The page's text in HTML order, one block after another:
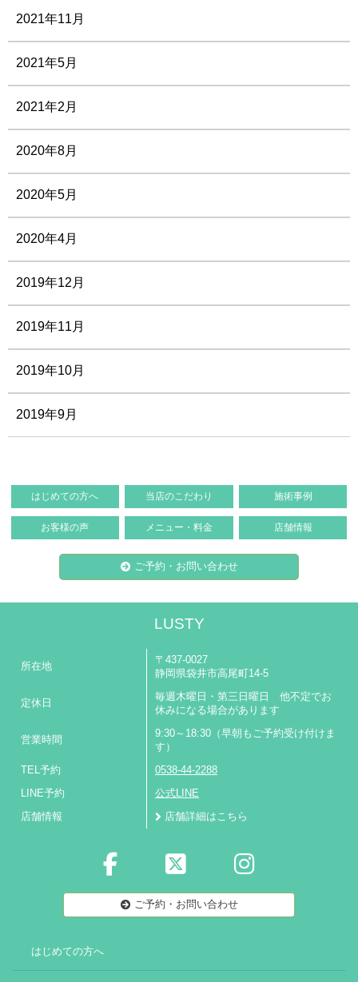
2021年11月
2021年5月
2021年2月
2020年8月
2020年5月
2020年4月
2019年12月
2019年11月
2019年10月
2019年9月
はじめての方へ 当店のこだわり 施術事例
お客様の声 メニュー・料金 店舗情報
ご予約・お問い合わせ
LUSTY
所在地
〒437-0027
静岡県袋井市高尾町14-5
定休日
毎週木曜日・第三日曜日 他不定でお
休みになる場合があります
営業時間
9:30～18:30（早朝もご予約受け付けま
す）
TEL予約 0538-44-2288
LINE予約 公式LINE
店舗情報 店舗詳細はこちら
ご予約・お問い合わせ
はじめての方へ